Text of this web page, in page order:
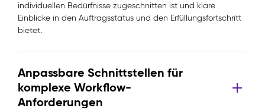
individuellen Bedürfnisse zugeschnitten ist und klare
Einblicke in den Auftragsstatus und den Erfüllungsfortschritt
bietet.
Anpassbare Schnittstellen für
komplexe Workflow-
Anforderungen